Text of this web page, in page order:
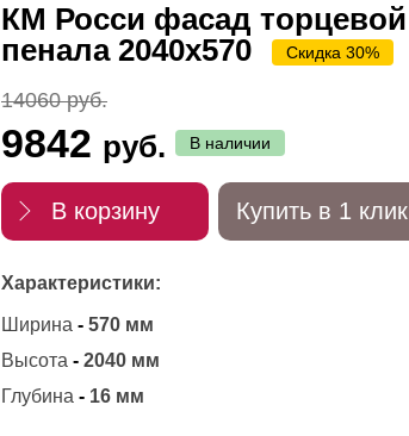
КМ Росси фасад торцевой
пенала 2040х570
Скидка 30%
14060 руб.
9842 руб. В наличии
В корзину Купить в 1 клик
Характеристики:
Ширина - 570 мм
Высота - 2040 мм
Глубина - 16 мм